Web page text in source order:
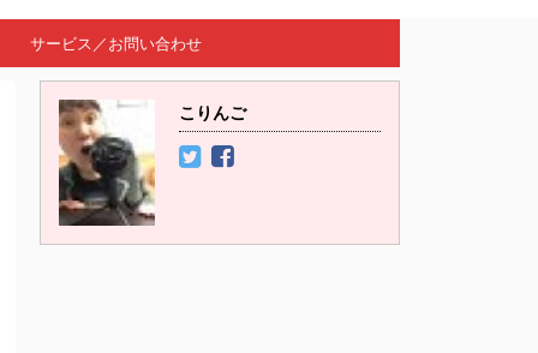
サービス／お問い合わせ
こりんご